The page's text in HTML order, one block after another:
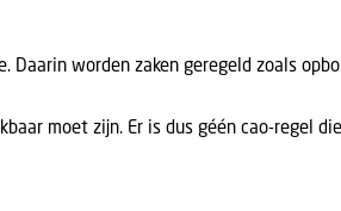
Daarin worden zaken geregeld zoals
moet zijn. Er is dus géén cao-regel